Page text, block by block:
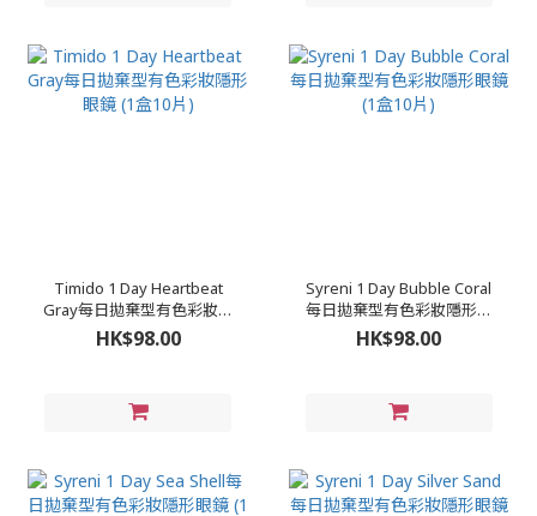
Timido 1 Day Heartbeat
Gray每日拋棄型有色彩妝隱
形眼鏡 (1盒10片)
HK$98.00
Syreni 1 Day Bubble Coral
每日拋棄型有色彩妝隱形眼
鏡 (1盒10片)
HK$98.00